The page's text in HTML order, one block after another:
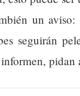
un aviso:
seguirán